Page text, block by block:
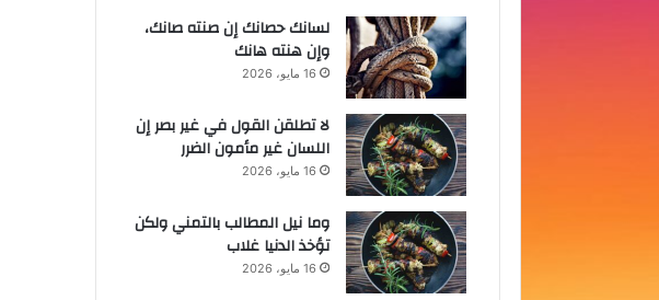
لسانك حصانك إن صنته صانك،
وإن هنته هانك
16 مايو، 2026
لا تطلقن القول في غير بصر إن
اللسان غير مأمون الضرر
16 مايو، 2026
وما نيل المطالب بالتمني ولكن
تؤخذ الدنيا غلاب
16 مايو، 2026